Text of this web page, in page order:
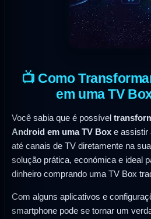
📺 Como
em uma TV
Você sabia que é possível
Android em uma TV Box e assistir
até canais de TV diretamente na
solução prática, económica e ideal
dinheiro comprando uma TV Box
Com alguns aplicativos e
smartphone pode se tornar um